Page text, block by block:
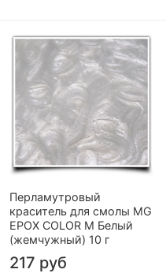
Перламутровый
краситель для смолы MG
EPOX COLOR M Белый
(жемчужный) 10 г
217 руб